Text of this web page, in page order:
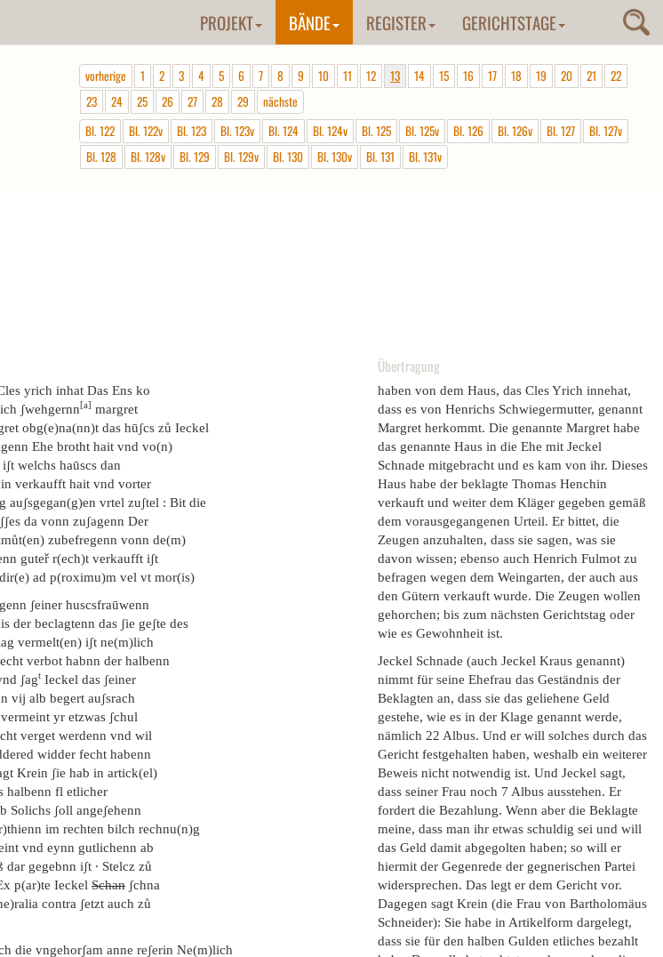
PROJEKT BÄNDE REGISTER GERICHTSTAGE
vorherige 1 2 3 4 5 6 7 8 9 10 11 12 13 14 15 16 17 18 19 20 21
22
23
24 25 26 27 28 29
nächste
Bl. 122
Bl. 122v Bl. 123 Bl. 123v Bl. 124 Bl. 124v Bl. 125 Bl. 125v Bl. 126 Bl. 126v Bl. 127
Bl. 127v
Bl. 128
Bl. 128v Bl. 129 Bl. 129v Bl. 130 Bl. 130v Bl. 131 Bl. 131v
yrich inhat Das Ens ko
ʃwehgernn[a] margret
obg(e)na(nn)t das hūʃcs zů Ieckel
Ehe brotht hait vnd vo(n)
welchs haūscs dan
verkaufft hait vnd vorter
auʃsgegan(g)en vrtel zuʃtel : Bit die
da vonn zuʃagenn Der
zubefregenn vonn de(m)
guteř r(ech)t verkaufft iʃt
ad p(roximu)m vel vt mor(is)
ʃeiner huscsfraūwenn
der beclagtenn das ʃie geʃte des
vermelt(en) iʃt ne(m)lich
verbot habnn der halbenn
ʃagt Ieckel das ʃeiner
vij alb begert auʃsrach
yr etzwas ʃchul
verget werdenn vnd wil
widder fecht habenn
Krein ʃie hab in artick(el)
halbenn fl etlicher
Solichs ʃoll angeʃehenn
im rechten bilch rechnu(n)g
vnd eynn gutlichenn ab
gegebnn iʃt · Stelcz zů
p(ar)te Ieckel Schan ʃchna
contra ʃetzt auch zů
die vngehorʃam anne reʃerin Ne(m)lich
Übertragung
haben von dem Haus, das Cles Yrich innehat,
dass es von Henrichs Schwiegermutter, genannt
Margret herkommt. Die genannte Margret habe
das genannte Haus in die Ehe mit Jeckel
Schnade mitgebracht und es kam von ihr. Dieses
Haus habe der beklagte Thomas Henchin
verkauft und weiter dem Kläger gegeben gemäß
dem vorausgegangenen Urteil. Er bittet, die
Zeugen anzuhalten, dass sie sagen, was sie
davon wissen; ebenso auch Henrich Fulmot zu
befragen wegen dem Weingarten, der auch aus
den Gütern verkauft wurde. Die Zeugen wollen
gehorchen; bis zum nächsten Gerichtstag oder
wie es Gewohnheit ist.
Jeckel Schnade (auch Jeckel Kraus genannt)
nimmt für seine Ehefrau das Geständnis der
Beklagten an, dass sie das geliehene Geld
gestehe, wie es in der Klage genannt werde,
nämlich 22 Albus. Und er will solches durch das
Gericht festgehalten haben, weshalb ein weiterer
Beweis nicht notwendig ist. Und Jeckel sagt,
dass seiner Frau noch 7 Albus ausstehen. Er
fordert die Bezahlung. Wenn aber die Beklagte
meine, dass man ihr etwas schuldig sei und will
das Geld damit abgegolten haben; so will er
hiermit der Gegenrede der gegnerischen Partei
widersprechen. Das legt er dem Gericht vor.
Dagegen sagt Krein (die Frau von Bartholomäus
Schneider): Sie habe in Artikelform dargelegt,
dass sie für den halben Gulden etliches bezahlt